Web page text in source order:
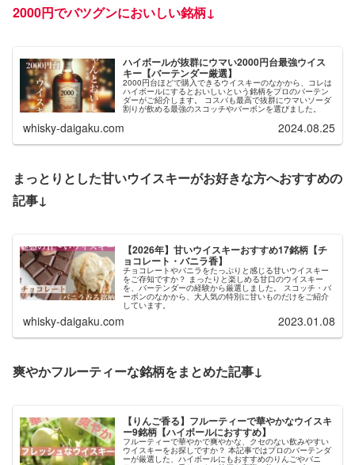
2000円でバツグンにおいしい銘柄↓
ハイボールが抜群にウマい2000円台最強ウイス
キー【バーテンダー厳選】
2000円台ほどで購入できるウイスキーのなかから、コレは
ハイボールにするとおいしいという銘柄をプロのバーテン
ダーがご紹介します。 コスパも最高で抜群にウマいソーダ
割りが飲める最強のスコッチやバーボンを選びました。
whisky-daigaku.com 2024.08.25
まっとりとした甘いウイスキーがお好きな方へおすすめの
記事↓
【2026年】甘いウイスキーおすすめ17銘柄【チ
ョコレート・バニラ香】
チョコレートやバニラをたっぷりと感じる甘いウイスキー
をご存知ですか？ まったりと楽しめる甘口のウイスキー
を、バーテンダーの経験から厳選しました。 スコッチ・バ
ーボンのなかから、大人気の特別に甘いものだけをご紹介
しています。
whisky-daigaku.com 2023.01.08
爽やかフルーティーな銘柄をまとめた記事↓
【りんご香る】フルーティーで華やかなウイスキ
ー9銘柄【ハイボールにおすすめ】
フルーティーで華やかで爽やかな、クセのない飲みやすい
ウイスキーをお探しですか？ 本記事ではプロのバーテンダ
ーが厳選した、ハイボールにもおすすめのりんごやバニ